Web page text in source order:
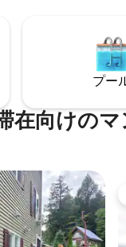
プー
在向けの
です。